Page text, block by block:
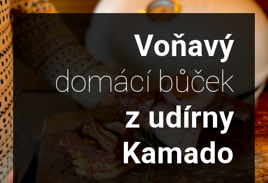
Voňavý
domácí bůček
z udírny
Kamado